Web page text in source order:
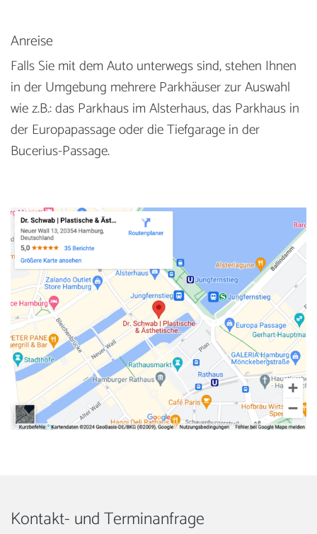
Anreise
Falls Sie mit dem Auto unterwegs sind, stehen Ihnen
in der Umgebung mehrere Parkhäuser zur Auswahl
wie z.B.: das Parkhaus im Alsterhaus, das Parkhaus in
der Europapassage oder die Tiefgarage in der
Bucerius-Passage.
Kontakt- und Terminanfrage